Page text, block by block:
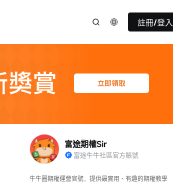
註冊/登入
富途期權Sir
富途牛牛社區官方賬號
牛牛圈期權運營官號，提供最實用、有趣的期權教學